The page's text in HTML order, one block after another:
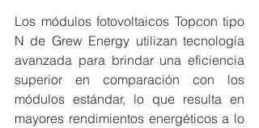
Los módulos fotovoltaicos Topcon tipo
N de Grew Energy utilizan tecnología
avanzada para brindar una eficiencia
superior en comparación con los
módulos estándar, lo que resulta en
mayores rendimientos energéticos a lo